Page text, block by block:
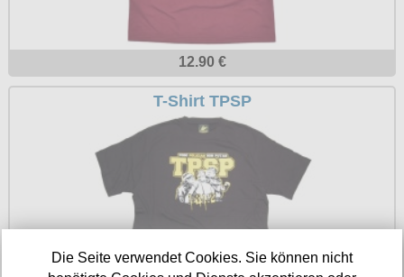
Poloshirts
T-Shirts
Begriffe
Dobermann
Hot Rod
Nordische Götterwelt
Ostzone
Punkrock
12.90 €
T-Shirt TPSP
Die Seite verwendet Cookies. Sie können nicht